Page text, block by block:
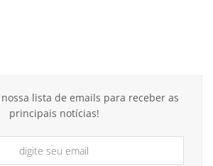
lista de emails para receber as
principais notícias!